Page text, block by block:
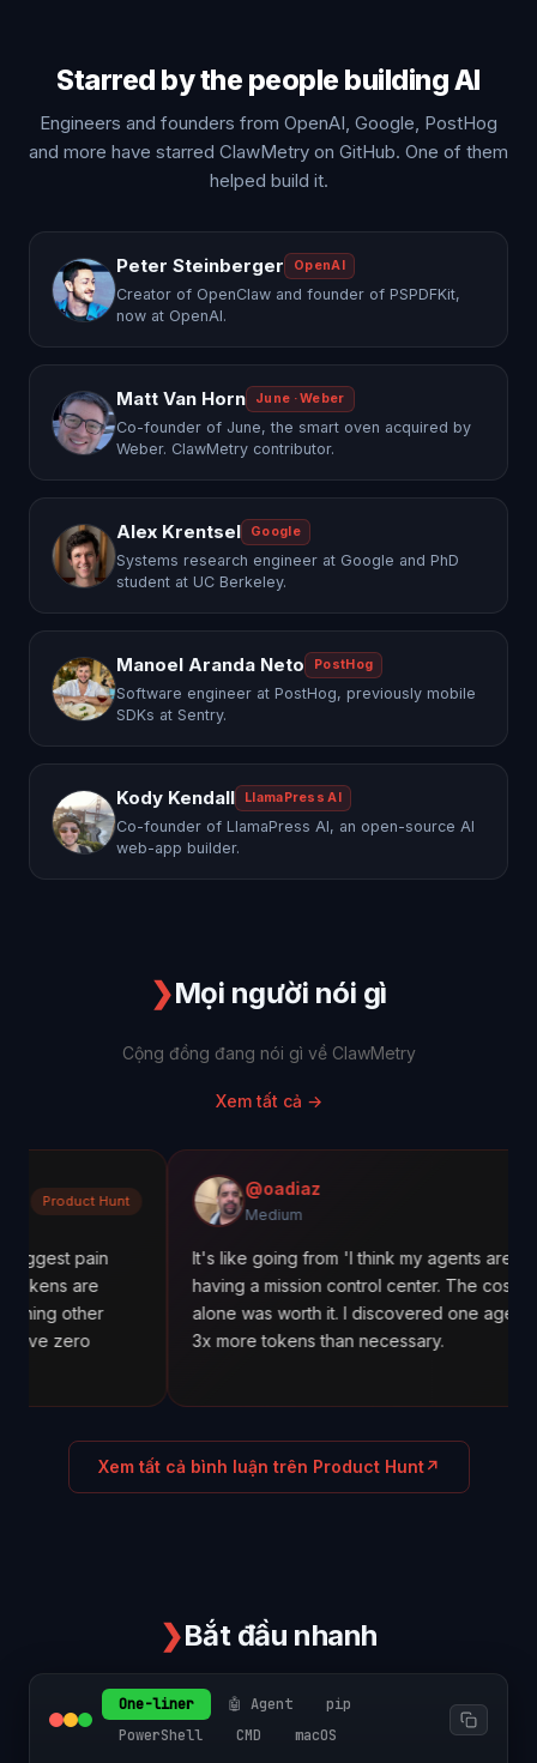
Starred by the people building AI
Engineers and founders from OpenAI, Google, PostHog
and more have starred ClawMetry on GitHub. One of them
helped build it.
Peter Steinberger OpenAI
Creator of OpenClaw and founder of PSPDFKit,
now at OpenAI.
Matt Van Horn June · Weber
Co-founder of June, the smart oven acquired by
Weber. ClawMetry contributor.
Alex Krentsel Google
Systems research engineer at Google and PhD
student at UC Berkeley.
Manoel Aranda Neto PostHog
Software engineer at PostHog, previously mobile
SDKs at Sentry.
Kody Kendall LlamaPress AI
Co-founder of LlamaPress AI, an open-source AI
web-app builder.
❯Mọi người nói gì
Cộng đồng đang nói gì về ClawMetry
Xem tất cả →
@oadiaz
Medium
It's like going from 'I think my agents are working' to
having a mission control center. The cost tracking
alone was worth it. I discovered one agent was using
3x more tokens than necessary.
Xem tất cả bình luận trên Product Hunt↗
❯Bắt đầu nhanh
One-liner 🤖 Agent
pip
PowerShell
CMD macOS